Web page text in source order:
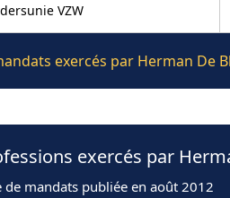
VZW
exercés par Herman De
exercés par
de mandats publiée en août 2012